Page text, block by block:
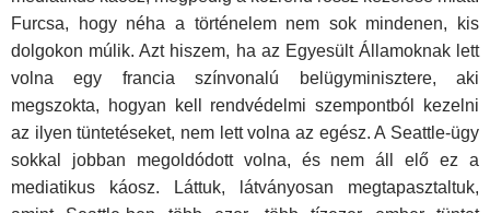
Furcsa, hogy néha a történelem nem sok mindenen, kis
dolgokon múlik. Azt hiszem, ha az Egyesült Államoknak lett
volna egy francia színvonalú belügyminisztere, aki
megszokta, hogyan kell rendvédelmi szempontból kezelni
az ilyen tüntetéseket, nem lett volna az egész. A Seattle-ügy
sokkal jobban megoldódott volna, és nem áll elő ez a
mediatikus káosz. Láttuk, látványosan megtapasztaltuk,